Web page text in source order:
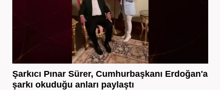
Şarkıcı Pınar Sürer, Cumhurbaşkanı Erdoğan'a
şarkı okuduğu anları paylaştı